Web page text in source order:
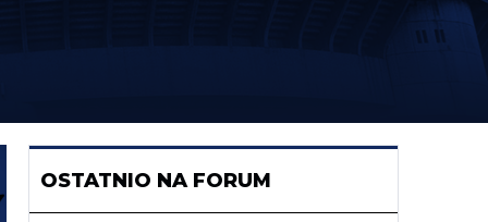
OSTATNIO NA FORUM